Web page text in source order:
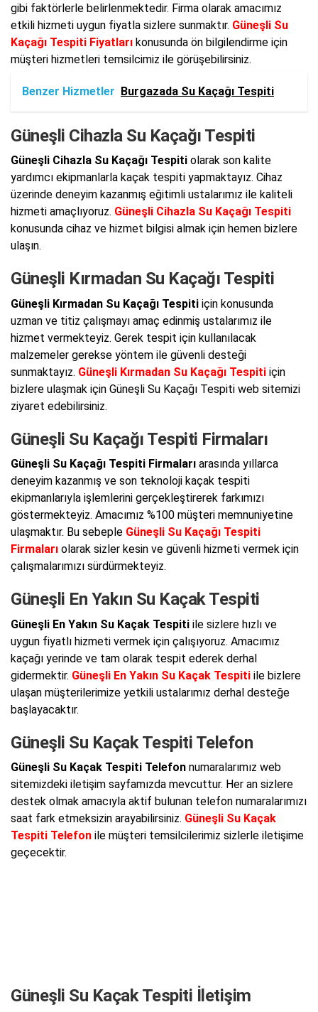
gibi faktörlerle belirlenmektedir. Firma olarak amacımız
etkili hizmeti uygun fiyatla sizlere sunmaktır. Güneşli Su
Kaçağı Tespiti Fiyatları konusunda ön bilgilendirme için
müşteri hizmetleri temsilcimiz ile görüşebilirsiniz.
Benzer Hizmetler Burgazada Su Kaçağı Tespiti
Güneşli Cihazla Su Kaçağı Tespiti
Güneşli Cihazla Su Kaçağı Tespiti olarak son kalite
yardımcı ekipmanlarla kaçak tespiti yapmaktayız. Cihaz
üzerinde deneyim kazanmış eğitimli ustalarımız ile kaliteli
hizmeti amaçlıyoruz. Güneşli Cihazla Su Kaçağı Tespiti
konusunda cihaz ve hizmet bilgisi almak için hemen bizlere
ulaşın.
Güneşli Kırmadan Su Kaçağı Tespiti
Güneşli Kırmadan Su Kaçağı Tespiti için konusunda
uzman ve titiz çalışmayı amaç edinmiş ustalarımız ile
hizmet vermekteyiz. Gerek tespit için kullanılacak
malzemeler gerekse yöntem ile güvenli desteği
sunmaktayız. Güneşli Kırmadan Su Kaçağı Tespiti için
bizlere ulaşmak için Güneşli Su Kaçağı Tespiti web sitemizi
ziyaret edebilirsiniz.
Güneşli Su Kaçağı Tespiti Firmaları
Güneşli Su Kaçağı Tespiti Firmaları arasında yıllarca
deneyim kazanmış ve son teknoloji kaçak tespiti
ekipmanlarıyla işlemlerini gerçekleştirerek farkımızı
göstermekteyiz. Amacımız %100 müşteri memnuniyetine
ulaşmaktır. Bu sebeple Güneşli Su Kaçağı Tespiti
Firmaları olarak sizler kesin ve güvenli hizmeti vermek için
çalışmalarımızı sürdürmekteyiz.
Güneşli En Yakın Su Kaçak Tespiti
Güneşli En Yakın Su Kaçak Tespiti ile sizlere hızlı ve
uygun fiyatlı hizmeti vermek için çalışıyoruz. Amacımız
kaçağı yerinde ve tam olarak tespit ederek derhal
gidermektir. Güneşli En Yakın Su Kaçak Tespiti ile bizlere
ulaşan müşterilerimize yetkili ustalarımız derhal desteğe
başlayacaktır.
Güneşli Su Kaçak Tespiti Telefon
Güneşli Su Kaçak Tespiti Telefon numaralarımız web
sitemizdeki iletişim sayfamızda mevcuttur. Her an sizlere
destek olmak amacıyla aktif bulunan telefon numaralarımızı
saat fark etmeksizin arayabilirsiniz. Güneşli Su Kaçak
Tespiti Telefon ile müşteri temsilcilerimiz sizlerle iletişime
geçecektir.
Güneşli Su Kaçak Tespiti İletişim